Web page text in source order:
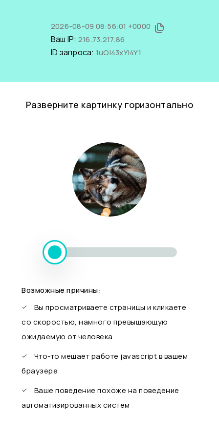
2026-08-09 08:56:01 +0000
Ваш IP: 216.73.217.86
ID запроса: 1uOl43xYI4Y1
Разверните картинку горизонтально
Возможные причины:
Вы просматриваете страницы и кликаете
со скоростью, намного превышающую
ожидаемую от человека
Что-то мешает работе javascript в вашем
браузере
Ваше поведение похоже на поведение
автоматизированных систем